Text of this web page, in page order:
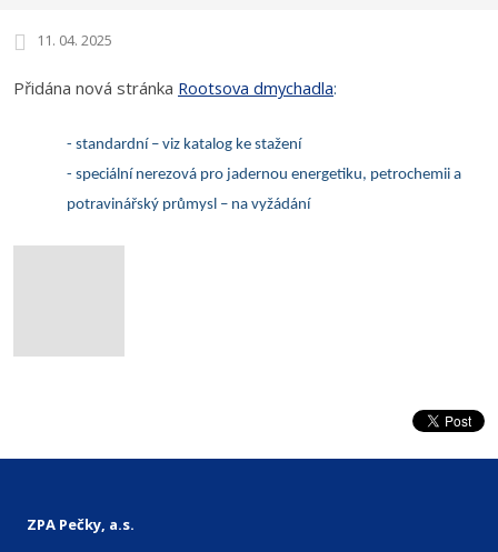
11. 04. 2025
Přidána nová stránka Rootsova dmychadla:
- standardní – viz katalog ke stažení
- speciální nerezová pro jadernou energetiku, petrochemii a
potravinářský průmysl – na vyžádání
ZPA Pečky, a.s.